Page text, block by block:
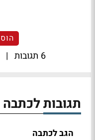
6 תגובות |
תגובות לכתבה
הגב לכתבה